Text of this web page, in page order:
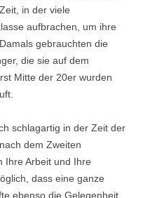
in der viele
aufbrachen, um ihre
gebrauchten die
die sie auf dem
Mitte der 20er wurden
schlagartig in der Zeit der
dem Zweiten
Ihre Arbeit und Ihre
dass eine ganze
ebenso die Gelegenheit